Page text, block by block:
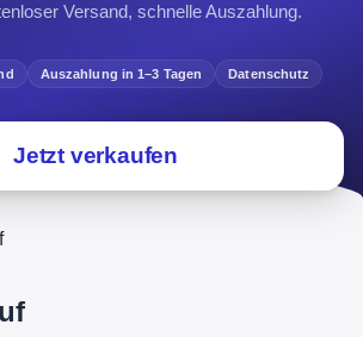
Versand, schnelle Auszahlung.
Auszahlung in 1–3 Tagen Datenschutz
Jetzt verkaufen